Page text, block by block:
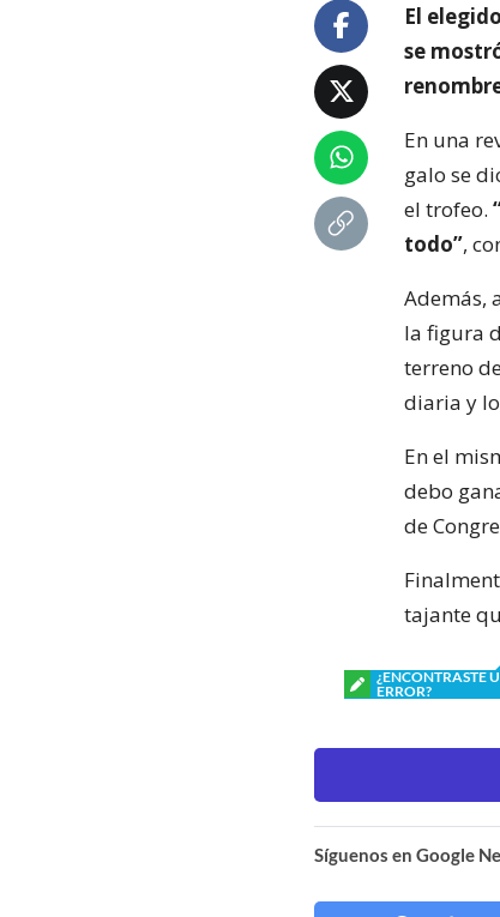
El
se
En una
galo se
el trofeo.
todo”,
Además,
la figura
terreno
diaria y
En el
debo
de
tajante
¿ENCONTRASTE
ERROR?
Síguenos en Google